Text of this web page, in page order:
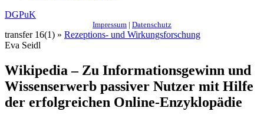
DGPuK
Impressum | Datenschutz
transfer 16(1) » Rezeptions- und Wirkungsforschung
Eva Seidl
Wikipedia – Zu Informationsgewinn und
Wissenserwerb passiver Nutzer mit Hilfe
der erfolgreichen Online-Enzyklopädie